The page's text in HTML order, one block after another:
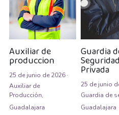
Auditor
Auditor de calidad
Auxiliar administrativo
AUXILIAR
Auxiliar Contable
Auxiliar de
produccion
25 de junio de 2026·
Auxiliar de
Producción,
Guadalajara
Guardia
Seguridad
Privada
25 de junio
Guardia de
Guadalajara